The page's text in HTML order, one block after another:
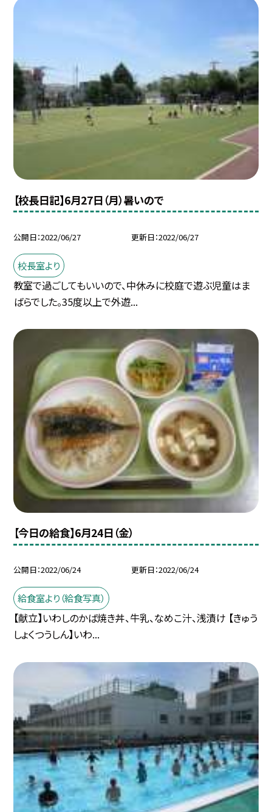
【校長日記】6月27日（月）暑いので
公開日 2022/06/27 更新日 2022/06/27
校長室より
教室で過ごしてもいいので、中休みに校庭で遊ぶ児童はま
ばらでした。35度以上で外遊...
【今日の給食】6月24日（金）
公開日 2022/06/24 更新日 2022/06/24
給食室より（給食写真）
【献立】いわしのかば焼き丼、牛乳、なめこ汁、浅漬け 【きゅう
しょくつうしん】いわ...